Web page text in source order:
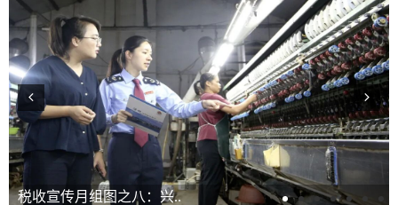
税收宣传月组图之八：兴..